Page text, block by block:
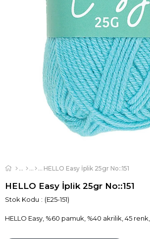
HELLO Easy İplik 25gr No::151
HELLO Easy İplik 25gr No::151
Stok Kodu (E25-151)
HELLO Easy, %60 pamuk, %40 akrilik, 45